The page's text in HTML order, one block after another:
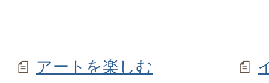
アートを楽しむ